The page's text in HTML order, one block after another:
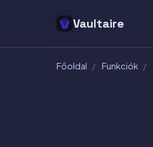
Vaultaire
Főoldal / Funkciók /